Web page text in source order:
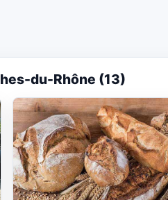
du-Rhône (13)